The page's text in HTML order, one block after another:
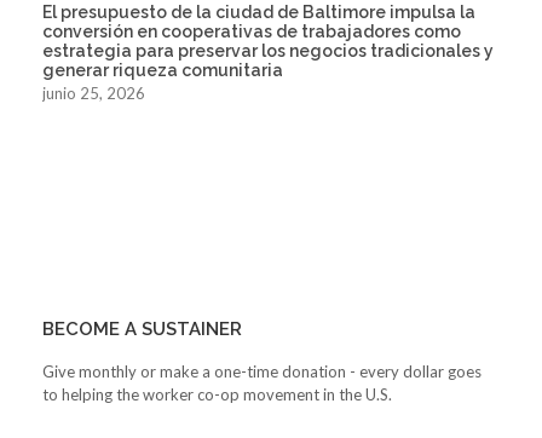
El presupuesto de la ciudad de Baltimore impulsa la
conversión en cooperativas de trabajadores como
estrategia para preservar los negocios tradicionales y
generar riqueza comunitaria
junio 25, 2026
BECOME A SUSTAINER
Give monthly or make a one-time donation - every dollar goes
to helping the worker co-op movement in the U.S.